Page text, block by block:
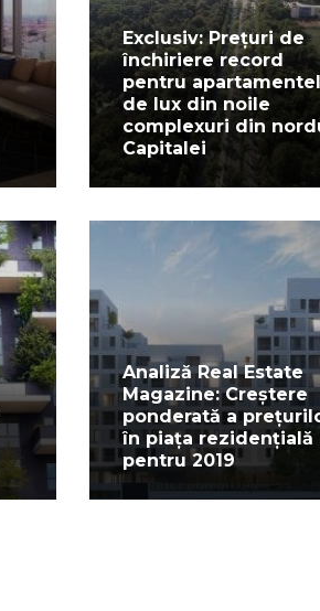
Exclusiv: Prețuri de
închiriere record
pentru
de lux din noile
complexuri din
Capitalei
Analiză Real Estate
Magazine: Creștere
ponderată a
în piața rezidențială
pentru 2019